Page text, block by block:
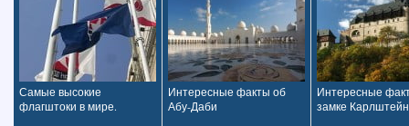
Самые высокие
флагштоки в мире.
Интересные факты об
Абу-Даби
Интересные
замке Карлштейн